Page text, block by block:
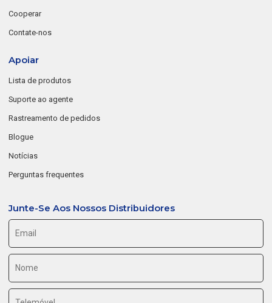
Cooperar
Contate-nos
Apoiar
Lista de produtos
Suporte ao agente
Rastreamento de pedidos
Blogue
Notícias
Perguntas frequentes
Junte-Se Aos Nossos Distribuidores